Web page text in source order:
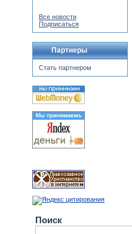
Все новости
Подписаться
Партнеры
Стать партнером
Поиск